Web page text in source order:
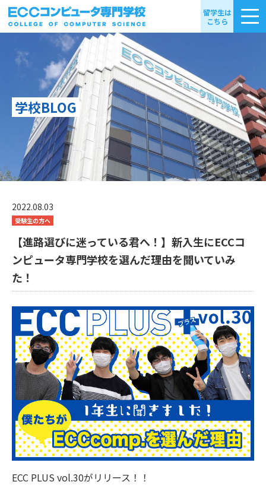
留学生は
こちら
学校BLOG
2022.08.03
受験生の方へ
【進路選びに迷っている君へ！】新入生にECCコ
ンピュータ専門学校を選んだ理由を聞いていみ
た！
ECC PLUS vol.30がリリース！！